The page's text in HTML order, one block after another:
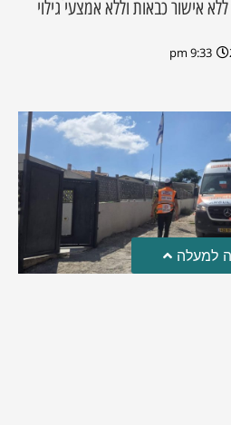
אישור כבאות וללא אמצעי גילוי
9:33 pm
למעלה